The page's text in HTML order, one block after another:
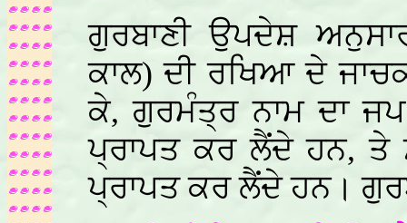
ਗੁਰਬਾਣੀ ਉਪਦੇਸ਼
ਕਾਲ) ਦੀ ਰਖਿਆ ਦੇ
ਕੇ, ਗੁਰਮੰਤ੍ਰ ਨਾਮ ਦਾ
ਪ੍ਰਾਪਤ ਕਰ ਲੈਂਦੇ ਹਨ, ਤੇ
ਪ੍ਰਾਪਤ ਕਰ ਲੈਂਦੇ ਹਨ।